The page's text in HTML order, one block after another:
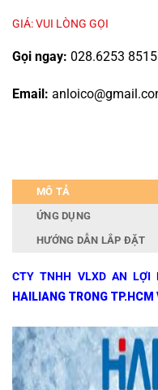
GIÁ: VUI LÒNG GỌI
Gọi ngay: 028.6253
Email:
MÔ TẢ
ỨNG DỤNG
HƯỚNG DẪN LẮP ĐẶT
CTY TNHH VLXD AN LỢI
HAILIANG TRONG